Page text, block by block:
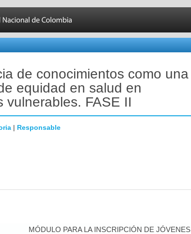
de conocimientos como una
equidad en salud en
vulnerables. FASE II
| Responsable
MÓDULO PARA LA INSCRIPCIÓN DE JÓVENES